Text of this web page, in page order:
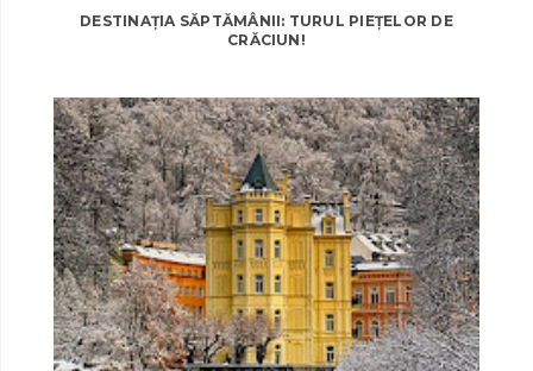
DESTINAȚIA SĂPTĂMÂNII: TURUL PIEȚELOR DE
CRĂCIUN!